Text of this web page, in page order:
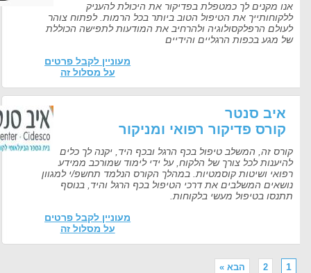
אנו מקנים לך כמטפלת בפדיקור את היכולת להעניק
ללקוחותייך את הטיפול הטוב ביותר בכל הרמות. לפתוח צוהר
לעולם הרפלקסולוגיה ולהרחיב את המודעות לתפישה הכוללת
של מגע בכפות הרגליים והידיים
מעוניין לקבל פרטים
על מסלול זה
איב סנטר
קורס פדיקור רפואי ומניקור
קורס זה, המשלב טיפול בכף הרגל ובכף היד, יקנה לך כלים
להיענות לכל צורך של הלקוח, על ידי לימוד שמורכב ממידע
רפואי ושיטות קוסמטיות. במהלך הקורס הנלמד תחשפ/י למגוון
נושאים המשלבים את דרכי הטיפול בכף הרגל והיד, בנוסף
תתנסו בטיפול מעשי בלקוחות.
מעוניין לקבל פרטים
על מסלול זה
הבא »